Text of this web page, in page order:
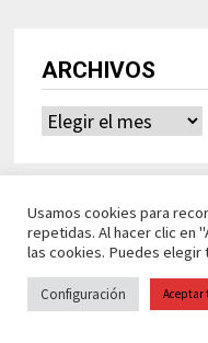
ARCHIVOS
Archivos
Ideasdeocio Funciona con
Usamos cookies para
repetidas. Al hacer clic en
las cookies. Puedes elegir
Configuración Aceptar